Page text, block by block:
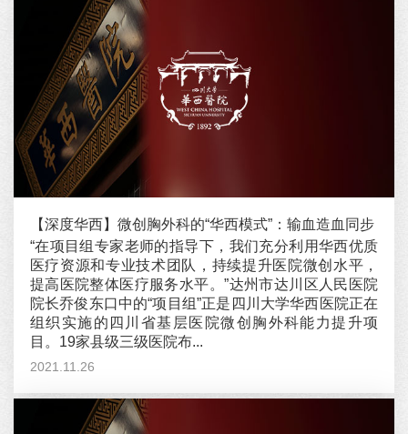
【深度华西】微创胸外科的“华西模式”：输血造血同步
“在项目组专家老师的指导下，我们充分利用华西优质
医疗资源和专业技术团队，持续提升医院微创水平，
提高医院整体医疗服务水平。”达州市达川区人民医院
院长乔俊东口中的“项目组”正是四川大学华西医院正在
组织实施的四川省基层医院微创胸外科能力提升项
目。19家县级三级医院布...
2021.11.26